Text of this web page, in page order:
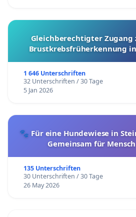
Gleichberechtigter Zugang
Brustkrebsfrüherkennung
1 646 Unterschriften
32 Unterschriften / 30 Tage
5 Jan 2026
🐾 Für eine Hundewiese in
Gemeinsam für
135 Unterschriften
30 Unterschriften / 30 Tage
26 May 2026